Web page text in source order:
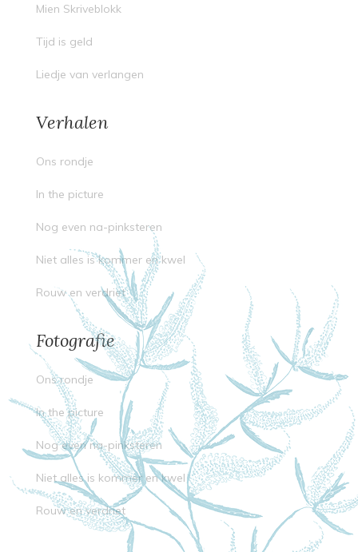
Mien Skriveblokk
Tijd is geld
Liedje van verlangen
Verhalen
Ons rondje
In the picture
Nog even na-pinksteren
Niet alles is kommer en kwel
Rouw en verdriet
Fotografie
Ons rondje
In the picture
Nog even na-pinksteren
Niet alles is kommer en kwel
Rouw en verdriet